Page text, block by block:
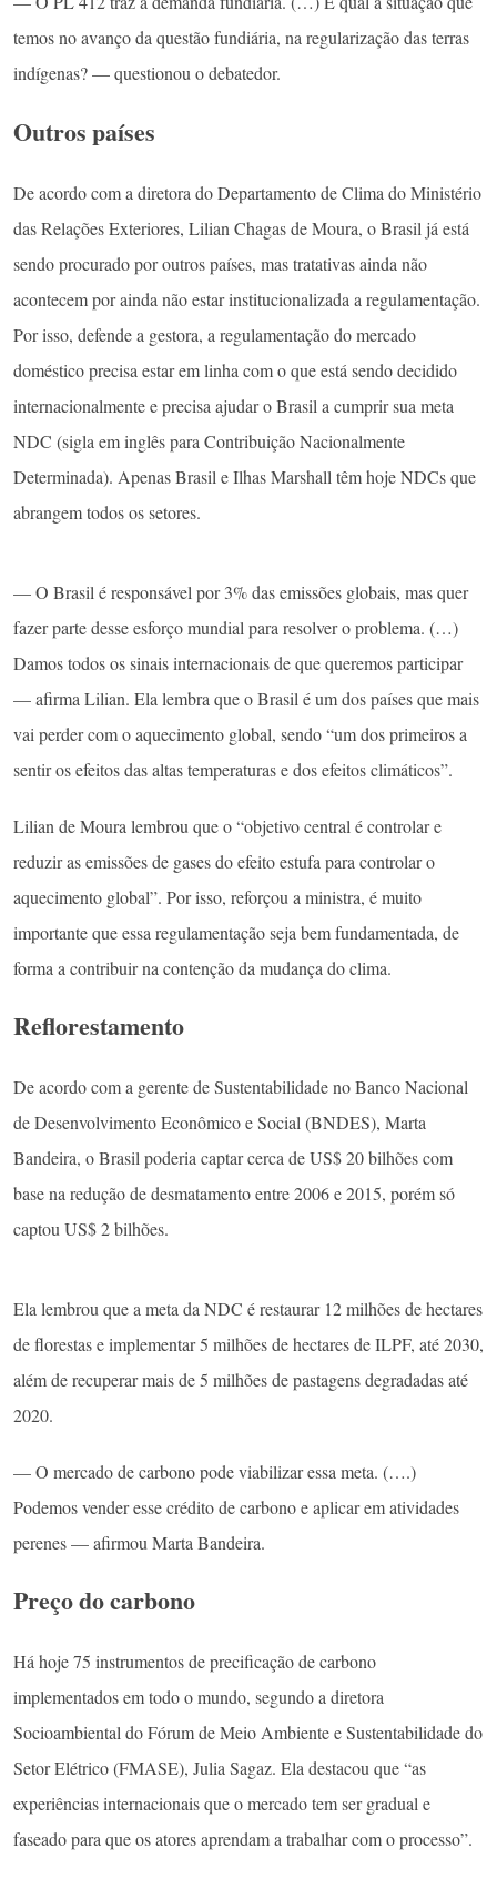
temos no avanço da questão fundiária, na regularização das terras
indígenas? — questionou o debatedor.
Outros países
De acordo com a diretora do Departamento de Clima do Ministério
das Relações Exteriores, Lilian Chagas de Moura, o Brasil já está
sendo procurado por outros países, mas tratativas ainda não
acontecem por ainda não estar institucionalizada a regulamentação.
Por isso, defende a gestora, a regulamentação do mercado
doméstico precisa estar em linha com o que está sendo decidido
internacionalmente e precisa ajudar o Brasil a cumprir sua meta
NDC (sigla em inglês para Contribuição Nacionalmente
Determinada). Apenas Brasil e Ilhas Marshall têm hoje NDCs que
abrangem todos os setores.
— O Brasil é responsável por 3% das emissões globais, mas quer
fazer parte desse esforço mundial para resolver o problema. (…)
Damos todos os sinais internacionais de que queremos participar
— afirma Lilian. Ela lembra que o Brasil é um dos países que mais
vai perder com o aquecimento global, sendo “um dos primeiros a
sentir os efeitos das altas temperaturas e dos efeitos climáticos”.
Lilian de Moura lembrou que o “objetivo central é controlar e
reduzir as emissões de gases do efeito estufa para controlar o
aquecimento global”. Por isso, reforçou a ministra, é muito
importante que essa regulamentação seja bem fundamentada, de
forma a contribuir na contenção da mudança do clima.
Reflorestamento
De acordo com a gerente de Sustentabilidade no Banco Nacional
de Desenvolvimento Econômico e Social (BNDES), Marta
Bandeira, o Brasil poderia captar cerca de US$ 20 bilhões com
base na redução de desmatamento entre 2006 e 2015, porém só
captou US$ 2 bilhões.
Ela lembrou que a meta da NDC é restaurar 12 milhões de hectares
de florestas e implementar 5 milhões de hectares de ILPF, até 2030,
além de recuperar mais de 5 milhões de pastagens degradadas até
2020.
— O mercado de carbono pode viabilizar essa meta. (….)
Podemos vender esse crédito de carbono e aplicar em atividades
perenes — afirmou Marta Bandeira.
Preço do carbono
Há hoje 75 instrumentos de precificação de carbono
implementados em todo o mundo, segundo a diretora
Socioambiental do Fórum de Meio Ambiente e Sustentabilidade do
Setor Elétrico (FMASE), Julia Sagaz. Ela destacou que “as
experiências internacionais que o mercado tem ser gradual e
faseado para que os atores aprendam a trabalhar com o processo”.